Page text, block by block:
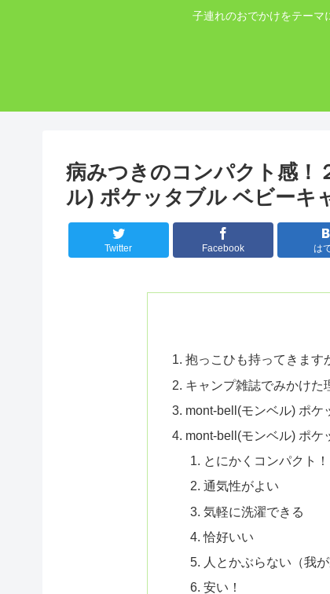
子連れのおでかけをテーマ
病みつきのコンパクト感
ル) ポケッタブル ベビーキ
Twitter Facebook は
抱っこひも持ってきます
キャンプ雑誌でみかけた
mont-bell(モンベル) ポケ
mont-bell(モンベル) ポケ
とにかくコンパクト！
通気性がよい
気軽に洗濯できる
恰好いい
人とかぶらない（我が
安い！